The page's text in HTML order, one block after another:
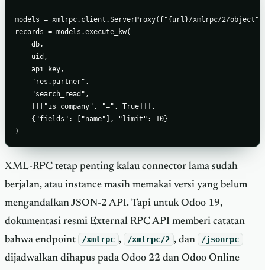
models = xmlrpc.client.ServerProxy(f"{url}/xmlrpc/2/object")
records = models.execute_kw(
    db,
    uid,
    api_key,
    "res.partner",
    "search_read",
    [[["is_company", "=", True]]],
    {"fields": ["name"], "limit": 10}
)
XML-RPC tetap penting kalau connector lama sudah
berjalan, atau instance masih memakai versi yang belum
mengandalkan JSON-2 API. Tapi untuk Odoo 19,
dokumentasi resmi External RPC API memberi catatan
bahwa endpoint
/xmlrpc , /xmlrpc/2 , dan /jsonrpc
dijadwalkan dihapus pada Odoo 22 dan Odoo Online